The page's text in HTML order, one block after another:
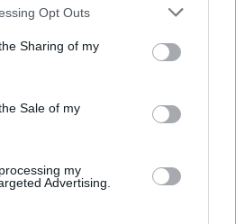
Opt Outs
Sharing of my
Sale of my
my
Advertising.
ai visitatori. Il contenuto di questo
e non rappresenta la linea editoriale
e indipendente. I messaggi inclusi nei